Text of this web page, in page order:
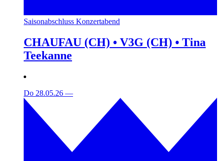
Saisonabschluss Konzertabend
CHAUFAU (CH) • V3G (CH) • Tina
Teekanne
Do 28.05.26 —